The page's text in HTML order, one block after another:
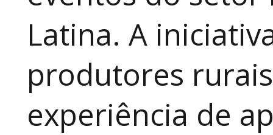
Latina. A
produtores
experiência de